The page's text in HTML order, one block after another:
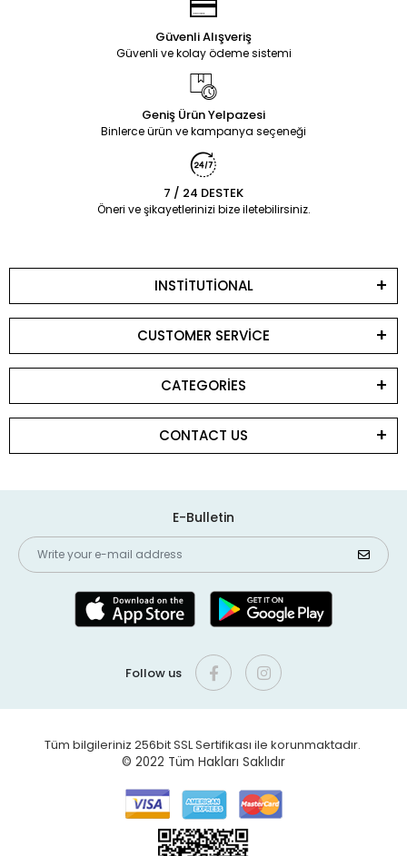
Güvenli Alışveriş
Güvenli ve kolay ödeme sistemi
Geniş Ürün Yelpazesi
Binlerce ürün ve kampanya seçeneği
7 / 24 DESTEK
Öneri ve şikayetlerinizi bize iletebilirsiniz.
INSTİTUTİONAL
CUSTOMER SERVİCE
CATEGORİES
CONTACT US
E-Bulletin
Follow us
Tüm bilgileriniz 256bit SSL Sertifikası ile korunmaktadır.
© 2022 Tüm Hakları Saklıdır